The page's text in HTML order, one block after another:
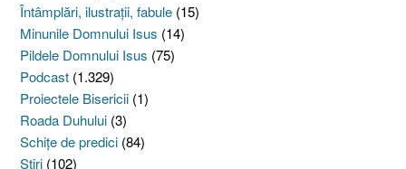
Întâmplări, ilustraţii, fabule (15)
Minunile Domnului Isus (14)
Pildele Domnului Isus (75)
Podcast (1.329)
Proiectele Bisericii (1)
Roada Duhului (3)
Schiţe de predici (84)
Ştiri (102)